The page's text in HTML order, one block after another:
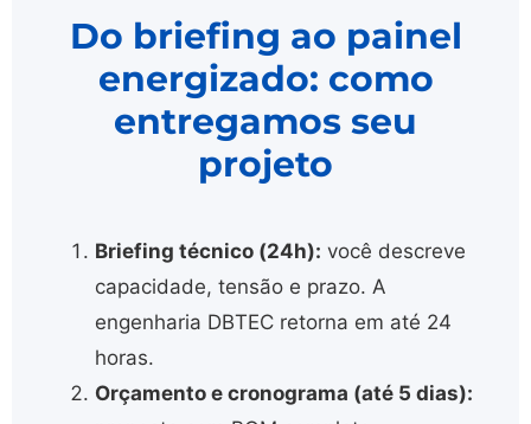
Do briefing ao painel
energizado: como
entregamos seu
projeto
Briefing técnico (24h): você descreve
capacidade, tensão e prazo. A
engenharia DBTEC retorna em até 24
horas.
Orçamento e cronograma (até 5 dias):